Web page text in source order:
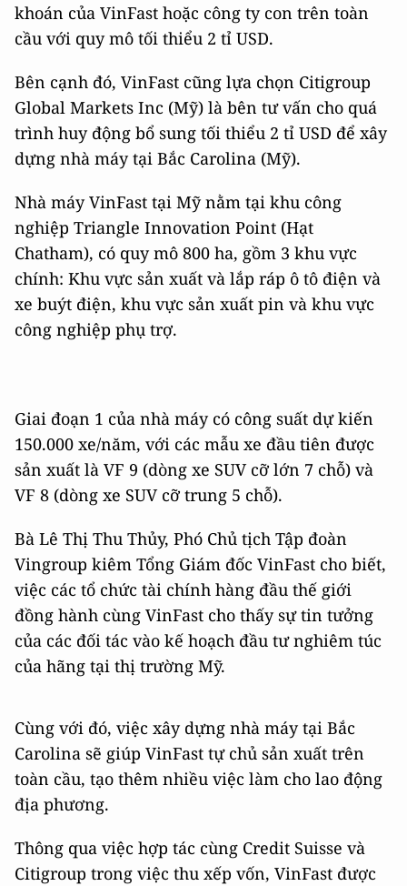
khoán của VinFast hoặc công ty con trên toàn
cầu với quy mô tối thiểu 2 tỉ USD.
Bên cạnh đó, VinFast cũng lựa chọn Citigroup
Global Markets Inc (Mỹ) là bên tư vấn cho quá
trình huy động bổ sung tối thiểu 2 tỉ USD để xây
dựng nhà máy tại Bắc Carolina (Mỹ).
Nhà máy VinFast tại Mỹ nằm tại khu công
nghiệp Triangle Innovation Point (Hạt
Chatham), có quy mô 800 ha, gồm 3 khu vực
chính: Khu vực sản xuất và lắp ráp ô tô điện và
xe buýt điện, khu vực sản xuất pin và khu vực
công nghiệp phụ trợ.
Giai đoạn 1 của nhà máy có công suất dự kiến
150.000 xe/năm, với các mẫu xe đầu tiên được
sản xuất là VF 9 (dòng xe SUV cỡ lớn 7 chỗ) và
VF 8 (dòng xe SUV cỡ trung 5 chỗ).
Bà Lê Thị Thu Thủy, Phó Chủ tịch Tập đoàn
Vingroup kiêm Tổng Giám đốc VinFast cho biết,
việc các tổ chức tài chính hàng đầu thế giới
đồng hành cùng VinFast cho thấy sự tin tưởng
của các đối tác vào kế hoạch đầu tư nghiêm túc
của hãng tại thị trường Mỹ.
Cùng với đó, việc xây dựng nhà máy tại Bắc
Carolina sẽ giúp VinFast tự chủ sản xuất trên
toàn cầu, tạo thêm nhiều việc làm cho lao động
địa phương.
Thông qua việc hợp tác cùng Credit Suisse và
Citigroup trong việc thu xếp vốn, VinFast được